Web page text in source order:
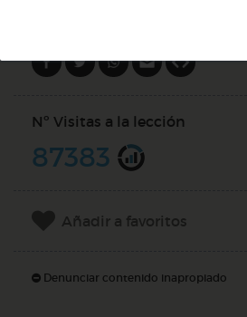
Nº Visitas a la lección
87383
Añadir a favoritos
Denunciar contenido inapropiado